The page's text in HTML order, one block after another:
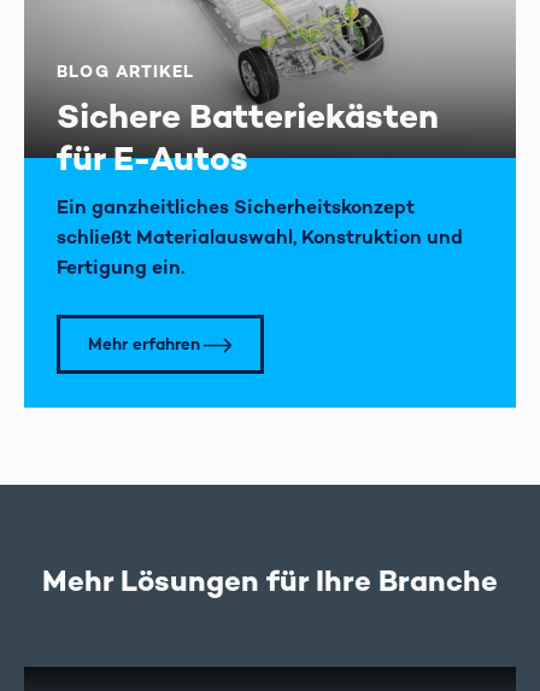
BLOG ARTIKEL
Sichere Batteriekästen
für E-Autos
Ein ganzheitliches Sicherheits­konzept
schließt Material­auswahl, Konstruktion und
Fertigung ein.
Mehr erfahren
Mehr Lösungen für Ihre Branche